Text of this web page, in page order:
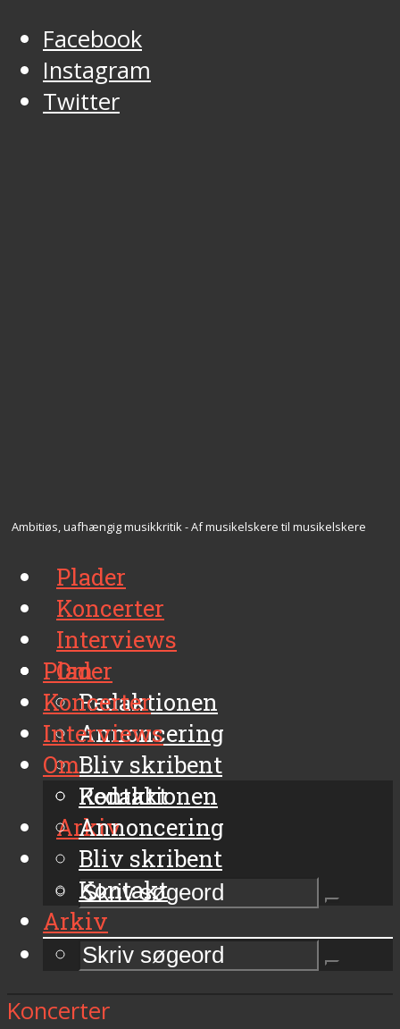
Facebook
Instagram
Twitter
Ambitiøs, uafhængig musikkritik - Af musikelskere til musikelskere
Plader
Koncerter
Interviews
Om
Redaktionen
Annoncering
Bliv skribent
Kontakt
Arkiv
Plader
Koncerter
Interviews
Om
Redaktionen
Annoncering
Bliv skribent
Kontakt
Arkiv
Koncerter